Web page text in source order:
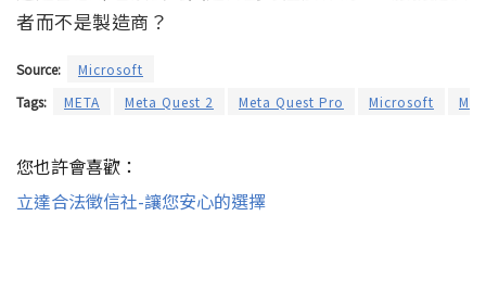
者而不是製造商？
Source:
Microsoft
Tags:
META Meta Quest 2 Meta Quest Pro Microsoft
您也許會喜歡：
立達合法徵信社-讓您安心的選擇